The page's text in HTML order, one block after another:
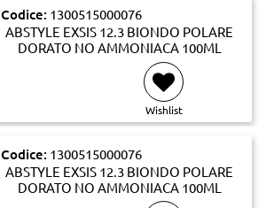
Codice: 1300515000076
ABSTYLE EXSIS 12.3 BIONDO POLARE
DORATO NO AMMONIACA 100ML
Wishlist
Codice: 1300515000076
ABSTYLE EXSIS 12.3 BIONDO POLARE
DORATO NO AMMONIACA 100ML